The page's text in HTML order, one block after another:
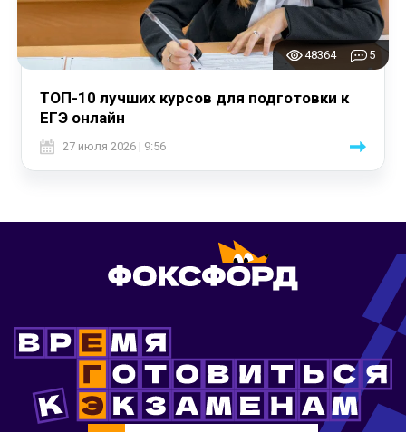
48364 5
ТОП-10 лучших курсов для подготовки к
ЕГЭ онлайн
27 июля 2026 | 9:56